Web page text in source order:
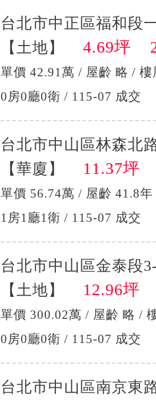
台北市中正區福和段
【土地】
4.69坪
單價 42.91萬 / 屋齡 略 / 樓
0房0廳0衛 / 115-07 成交
台北市中山區林森北
【華廈】
11.37坪
單價 56.74萬 / 屋齡 41.8
1房1廳1衛 / 115-07 成交
台北市中山區金泰段
【土地】
12.96坪
單價 300.02萬 / 屋齡 略 /
0房0廳0衛 / 115-07 成交
台北市中山區南京東